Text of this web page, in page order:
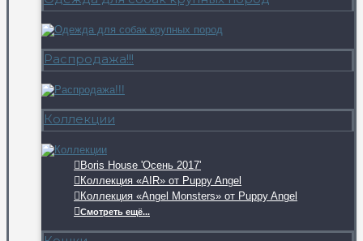
Распродажа!!!
Коллекции
Boris House 'Осень 2017'
Коллекция «AIR» от Puppy Angel
Коллекция «Angel Monsters» от Puppy Angel
Смотреть ещё...